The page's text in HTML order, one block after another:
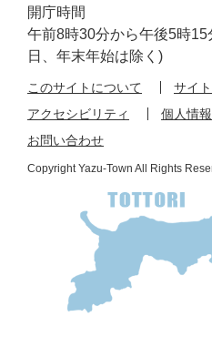
開庁時間
午前8時30分から午後5時
日、年末年始は除く)
このサイトについて
サイ
アクセシビリティ
個人情
お問い合わせ
Copyright Yazu-Town All Rights